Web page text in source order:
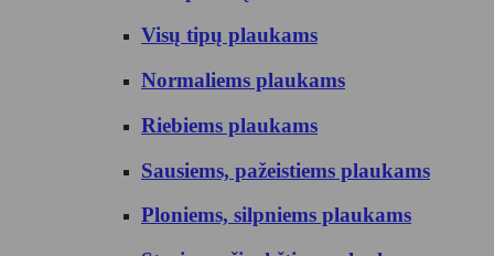
Visų tipų plaukams
Normaliems plaukams
Riebiems plaukams
Sausiems, pažeistiems plaukams
Ploniems, silpniems plaukams